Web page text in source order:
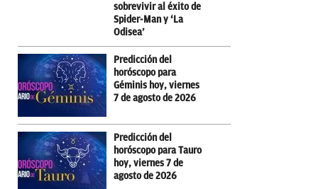
sobrevivir al éxito de
Spider-Man y ‘La
Odisea’
Predicción del
horóscopo para
Géminis hoy, viernes
7 de agosto de 2026
Predicción del
horóscopo para Tauro
hoy, viernes 7 de
agosto de 2026